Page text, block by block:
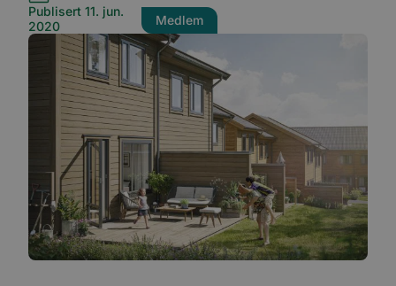
Publisert 11. jun.
2020
Medlem